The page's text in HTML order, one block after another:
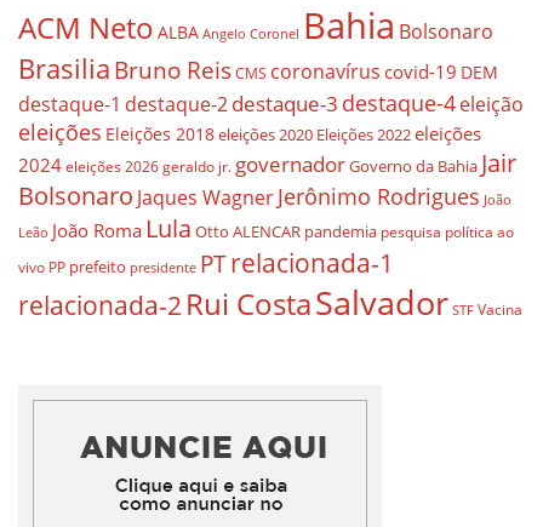
ACM Neto ALBA Angelo Coronel Bahia Bolsonaro
BrasiliaBruno ReisCMS coronavírus covid-19 DEM
destaque-1 destaque-2destaque-3 destaque-4eleição
eleições Eleições 2018eleições 2020 Eleições 2022eleições
2024 eleições 2026 geraldo jr. governadorGoverno da Bahia Jair
Bolsonaro Jaques WagnerJerônimo Rodrigues João
Leão João Roma Lula Otto ALENCAR pandemia pesquisa política ao
vivo PP prefeito presidente PTrelacionada-1
relacionada-2 Rui CostaSalvador STF Vacina